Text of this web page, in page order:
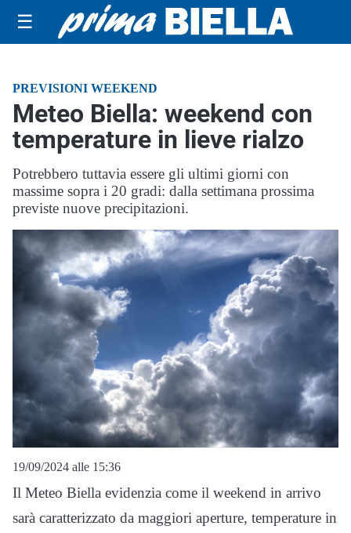
☰
PREVISIONI WEEKEND
Meteo Biella: weekend con
temperature in lieve rialzo
Potrebbero tuttavia essere gli ultimi giorni con
massime sopra i 20 gradi: dalla settimana prossima
previste nuove precipitazioni.
19/09/2024 alle 15:36
Il Meteo Biella evidenzia come il weekend in arrivo
sarà caratterizzato da maggiori aperture, temperature in